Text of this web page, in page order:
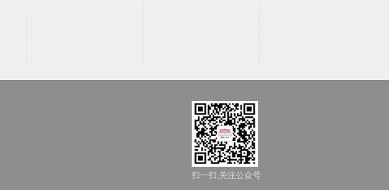
扫一扫,关注公众号